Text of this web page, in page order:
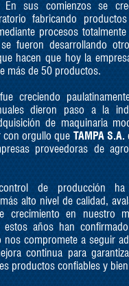
En sus comienzos se
fabricando
procesos
fueron desarrollando
hacen que hoy la
más de 50 productos.
creciendo
dieron paso a la
de maquinaria
con orgullo que TAMPA S.A.
proveedoras de
de producción ha
alto nivel de calidad,
crecimiento en nuestro
estos años han
nos compromete a seguir
continua para
productos confiables y bien